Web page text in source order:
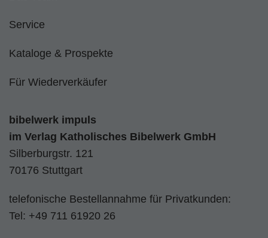
Service
Kataloge & Prospekte
Für Wiederverkäufer
bibelwerk impuls
im Verlag Katholisches Bibelwerk GmbH
Silberburgstr. 121
70176 Stuttgart
telefonische Bestellannahme für Privatkunden:
Tel: +49 711 61920 26